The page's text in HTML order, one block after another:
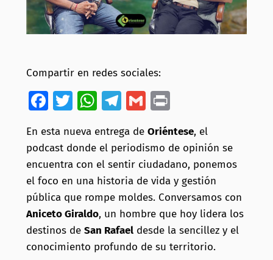
Compartir en redes sociales:
Facebook
Twitter
WhatsApp
Telegram
Gmail
En esta nueva entrega de Oriéntese, el
podcast donde el periodismo de opinión se
encuentra con el sentir ciudadano, ponemos
el foco en una historia de vida y gestión
pública que rompe moldes. Conversamos con
Aniceto Giraldo, un hombre que hoy lidera los
destinos de San Rafaeldesde la sencillez y el
conocimiento profundo de su territorio.